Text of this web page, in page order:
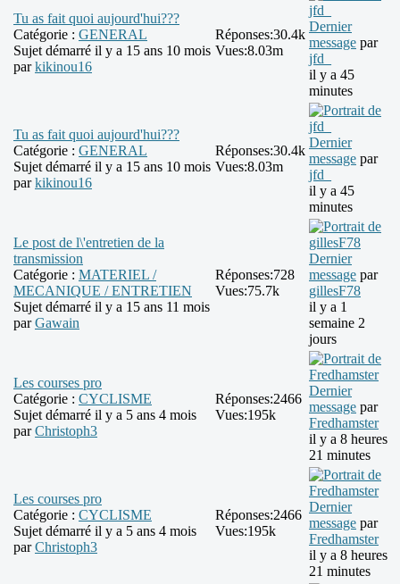
Tu as fait quoi aujourd'hui???
Catégorie : GENERAL
Sujet démarré il y a 15 ans 10 mois
parkikinou16
Réponses:30.4k
Vues:8.03m
Dernier
message par
jfd_
il y a 45
minutes
Tu as fait quoi aujourd'hui???
Catégorie : GENERAL
Sujet démarré il y a 15 ans 10 mois
parkikinou16
Réponses:30.4k
Vues:8.03m
Dernier
message par
jfd_
il y a 45
minutes
Le post de l\'entretien de la
transmission
Catégorie : MATERIEL /
MECANIQUE / ENTRETIEN
Sujet démarré il y a 15 ans 11 mois
parGawain
Réponses:728
Vues:75.7k
Dernier
message par
gillesF78
il y a 1
semaine 2
jours
Les courses pro
Catégorie : CYCLISME
Sujet démarré il y a 5 ans 4 mois
parChristoph3
Réponses:2466
Vues:195k
Dernier
message par
Fredhamster
il y a 8 heures
21 minutes
Les courses pro
Catégorie : CYCLISME
Sujet démarré il y a 5 ans 4 mois
parChristoph3
Réponses:2466
Vues:195k
Dernier
message par
Fredhamster
il y a 8 heures
21 minutes